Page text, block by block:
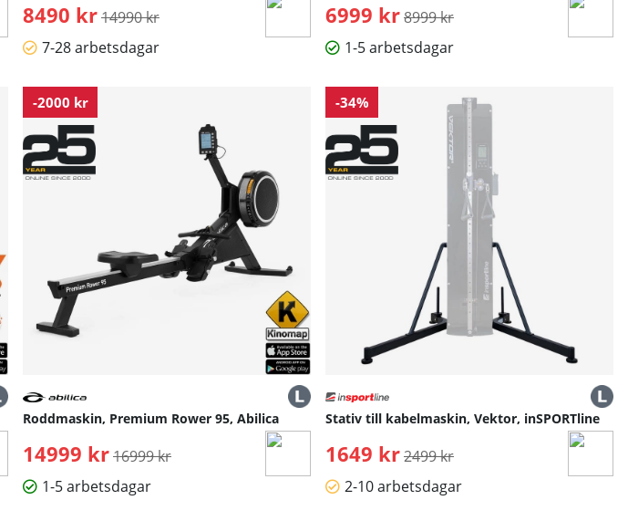
8490 kr Ordinarie pris:
14990 kr
7-28 arbetsdagar
6999 kr Ordinarie pris:
8999 kr
1-5 arbetsdagar
-2000 kr
Roddmaskin, Premium Rower 95, Abilica
14999 kr Ordinarie pris:
16999 kr
1-5 arbetsdagar
-34%
Stativ till kabelmaskin, Vektor, inSPORTline
1649 kr Ordinarie pris:
2499 kr
2-10 arbetsdagar